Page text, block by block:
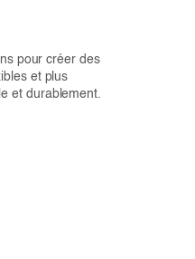
pour créer des
et plus
et durablement.